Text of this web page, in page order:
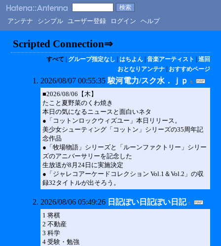
アンテナ シンプル ユーザー登録 ログイン ヘルプ
Scripted Connection⇒
すべて | グループ指定なし | はちよん| 音楽アーティスト | 巡回
おとなりアンテナ| おすすめページ
2026/08/07 00:55:35 駿河電力/スク水．ｊｐ
■2026/08/06【木】
たこと夏野菜のくわ焼き
本日の気になるニュースと面白いネタ
●「コットンロックウィズユー」本日リリース。
美少女シューティング「コットン」シリーズの35周年記
念作品
●「牧場物語」シリーズと「ルーンファクトリー」シリー
ズのアニバーサリーを記念した
生放送が8月24日に実施決定
●「ジャレコアーケードコレクション Vol.1＆Vol.2」の収
録32タイトルが出そろう。
2026/08/06 05:49:26 日記ぽい日記ぽい日記
1 将棋
2 不動産
3 科学
4 受験・勉強